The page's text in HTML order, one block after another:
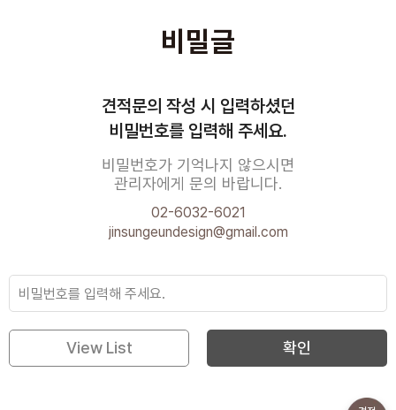
비밀글
견적문의 작성 시 입력하셨던
비밀번호를 입력해 주세요.
비밀번호가 기억나지 않으시면
관리자에게 문의 바랍니다.
02-6032-6021
jinsungeundesign@gmail.com
View List 확인